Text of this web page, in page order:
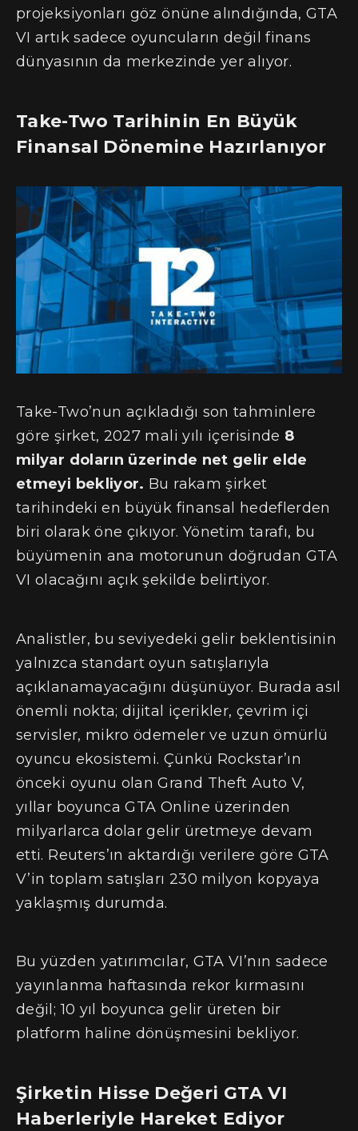
projeksiyonları göz önüne alındığında, GTA
VI artık sadece oyuncuların değil finans
dünyasının da merkezinde yer alıyor.
Take-Two Tarihinin En Büyük
Finansal Dönemine Hazırlanıyor
Take-Two’nun açıkladığı son tahminlere
göre şirket, 2027 mali yılı içerisinde 8
milyar doların üzerinde net gelir elde
etmeyi bekliyor. Bu rakam şirket
tarihindeki en büyük finansal hedeflerden
biri olarak öne çıkıyor. Yönetim tarafı, bu
büyümenin ana motorunun doğrudan GTA
VI olacağını açık şekilde belirtiyor.
Analistler, bu seviyedeki gelir beklentisinin
yalnızca standart oyun satışlarıyla
açıklanamayacağını düşünüyor. Burada asıl
önemli nokta; dijital içerikler, çevrim içi
servisler, mikro ödemeler ve uzun ömürlü
oyuncu ekosistemi. Çünkü Rockstar’ın
önceki oyunu olan Grand Theft Auto V,
yıllar boyunca GTA Online üzerinden
milyarlarca dolar gelir üretmeye devam
etti. Reuters’ın aktardığı verilere göre GTA
V’in toplam satışları 230 milyon kopyaya
yaklaşmış durumda.
Bu yüzden yatırımcılar, GTA VI’nın sadece
yayınlanma haftasında rekor kırmasını
değil; 10 yıl boyunca gelir üreten bir
platform haline dönüşmesini bekliyor.
Şirketin Hisse Değeri GTA VI
Haberleriyle Hareket Ediyor